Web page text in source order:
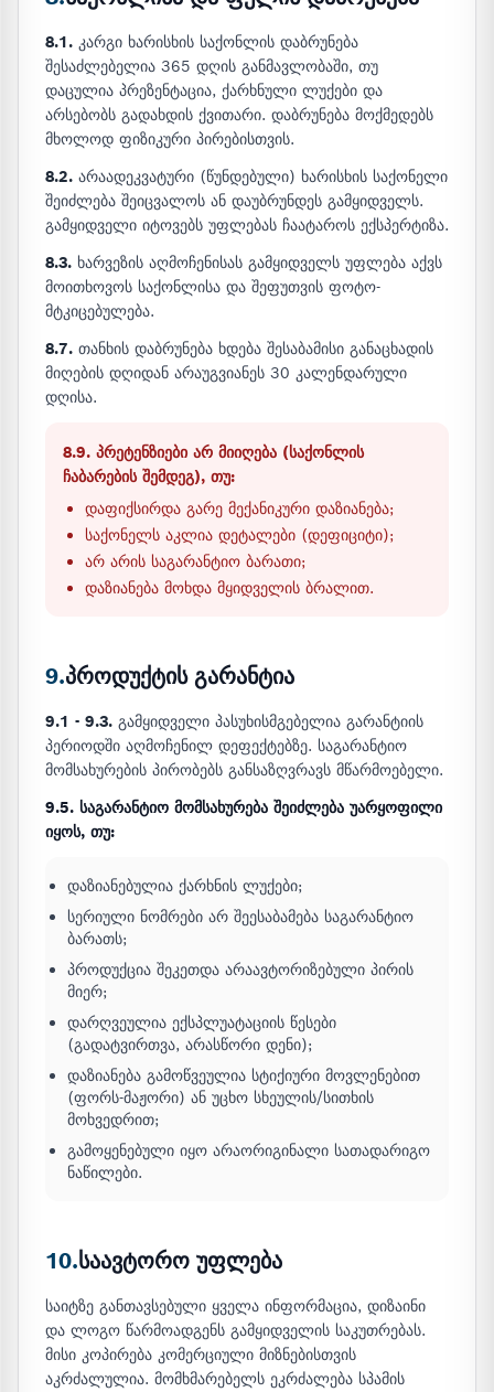
8.1. კარგი ხარისხის საქონლის დაბრუნება
შესაძლებელია 365 დღის განმავლობაში, თუ
დაცულია პრეზენტაცია, ქარხნული ლუქები და
არსებობს გადახდის ქვითარი. დაბრუნება მოქმედებს
მხოლოდ ფიზიკური პირებისთვის.
8.2. არაადეკვატური (წუნდებული) ხარისხის საქონელი
შეიძლება შეიცვალოს ან დაუბრუნდეს გამყიდველს.
გამყიდველი იტოვებს უფლებას ჩაატაროს ექსპერტიზა.
8.3. ხარვეზის აღმოჩენისას გამყიდველს უფლება აქვს
მოითხოვოს საქონლისა და შეფუთვის ფოტო-
მტკიცებულება.
8.7. თანხის დაბრუნება ხდება შესაბამისი განაცხადის
მიღების დღიდან არაუგვიანეს 30 კალენდარული
დღისა.
8.9. პრეტენზიები არ მიიღება (საქონლის
ჩაბარების შემდეგ), თუ:
დაფიქსირდა გარე მექანიკური დაზიანება;
საქონელს აკლია დეტალები (დეფიციტი);
არ არის საგარანტიო ბარათი;
დაზიანება მოხდა მყიდველის ბრალით.
9.პროდუქტის გარანტია
9.1 - 9.3. გამყიდველი პასუხისმგებელია გარანტიის
პერიოდში აღმოჩენილ დეფექტებზე. საგარანტიო
მომსახურების პირობებს განსაზღვრავს მწარმოებელი.
9.5. საგარანტიო მომსახურება შეიძლება უარყოფილი
იყოს, თუ:
დაზიანებულია ქარხნის ლუქები;
სერიული ნომრები არ შეესაბამება საგარანტიო
ბარათს;
პროდუქცია შეკეთდა არაავტორიზებული პირის
მიერ;
დარღვეულია ექსპლუატაციის წესები
(გადატვირთვა, არასწორი დენი);
დაზიანება გამოწვეულია სტიქიური მოვლენებით
(ფორს-მაჟორი) ან უცხო სხეულის/სითხის
მოხვედრით;
გამოყენებული იყო არაორიგინალი სათადარიგო
ნაწილები.
10.საავტორო უფლება
საიტზე განთავსებული ყველა ინფორმაცია, დიზაინი
და ლოგო წარმოადგენს გამყიდველის საკუთრებას.
მისი კოპირება კომერციული მიზნებისთვის
აკრძალულია. მომხმარებელს ეკრძალება სპამის